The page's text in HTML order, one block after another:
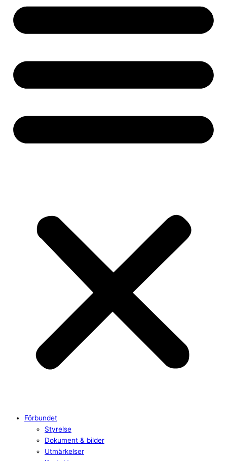
Förbundet
Styrelse
Dokument & bilder
Utmärkelser